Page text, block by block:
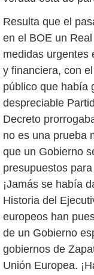
Resulta que el
en el BOE un
medidas urgentes
y financiera, con
público que había
despreciable
Decreto
no es una prueba
que un Gobierno
presupuestos
¡Jamás se había
Historia del
europeos han
de un Gobierno
gobiernos de
Unión Europea.